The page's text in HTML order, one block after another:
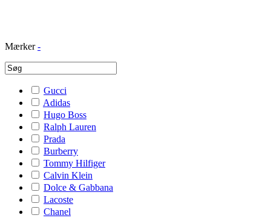
Mærker -
Gucci
Adidas
Hugo Boss
Ralph Lauren
Prada
Burberry
Tommy Hilfiger
Calvin Klein
Dolce & Gabbana
Lacoste
Chanel